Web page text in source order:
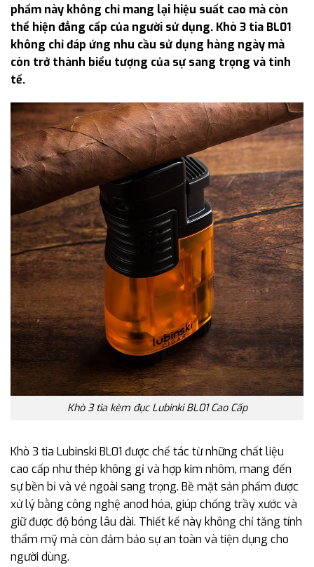
phẩm này không chỉ mang lại hiệu suất cao mà còn
thể hiện đẳng cấp của người sử dụng. Khò 3 tia BL01
không chỉ đáp ứng nhu cầu sử dụng hàng ngày mà
còn trở thành biểu tượng của sự sang trọng và tinh
tế.
Khò 3 tia kèm đục Lubinki BL01 Cao Cấp
Khò 3 tia Lubinski BL01 được chế tác từ những chất liệu
cao cấp như thép không gỉ và hợp kim nhôm, mang đến
sự bền bỉ và vẻ ngoài sang trọng. Bề mặt sản phẩm được
xử lý bằng công nghệ anod hóa, giúp chống trầy xước và
giữ được độ bóng lâu dài. Thiết kế này không chỉ tăng tính
thẩm mỹ mà còn đảm bảo sự an toàn và tiện dụng cho
người dùng.